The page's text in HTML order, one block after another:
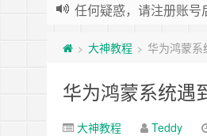
任何疑惑，请注册账号
欢迎访问V2ray教程网
> 大神教程 > 华为鸿蒙系
华为鸿蒙系统遇
大神教程 Teddy